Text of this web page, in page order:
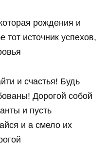
рождения и
тот источник успехов,
и счастья! Будь
Дорогой собой
и пусть
и а смело их